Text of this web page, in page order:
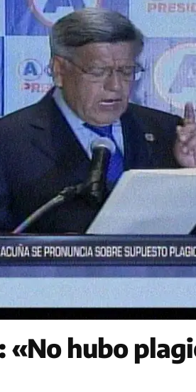
«No hubo